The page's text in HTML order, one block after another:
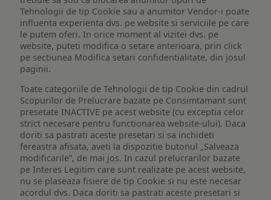
Tehnologii de tip Cookie sau a anumitor Vendor-i poate
influenta experienta dvs. pe website si serviciile pe care
le putem oferi. In orice moment al vizitei dvs. pe
website, puteti modifica o setare anterioara, prin click
pe sectiunea Modifica setari confidentialitate, din josul
paginii.
Toate categoriile de Tehnologii de tip Cookie din cadrul
Scopurilor de Prelucrare bazate pe Consimtamant sunt
presetate INACTIVE pe acest website (cu exceptia celor
strict necesare pentru functionarea website-ului). Daca
doriti sa pastrati aceste presetari si sa inchideti
fereastra afisata, aveti la dispozitie butonul „Salveaza
modificarile”, de mai jos. In cazul prelucrarilor bazate
pe Interes Legitim care sunt realizate pe acest website,
nu se plaseaza fisiere de tip Cookie si nu este necesar
acordul dvs. Daca doriti sa pastrati aceste presetari si